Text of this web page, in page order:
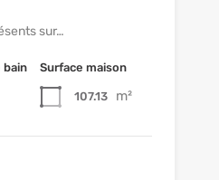
sur…
bain Surface maison
107.13 m²